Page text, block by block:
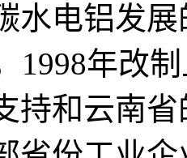
水电铝发
1998年改
持和云南